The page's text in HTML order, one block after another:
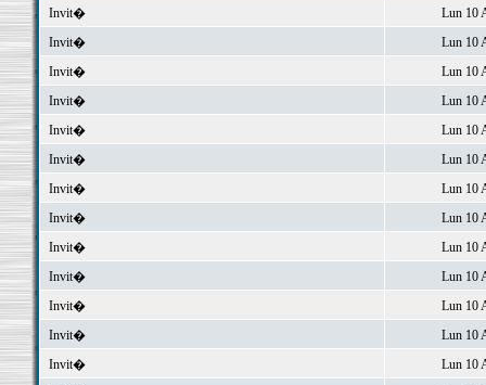
Invit�
Lun 10
Invit�
Lun 10
Invit�
Lun 10
Invit�
Lun 10
Invit�
Lun 10
Invit�
Lun 10
Invit�
Lun 10
Invit�
Lun 10
Invit�
Lun 10
Invit�
Lun 10
Invit�
Lun 10
Invit�
Lun 10
Invit�
Lun 10